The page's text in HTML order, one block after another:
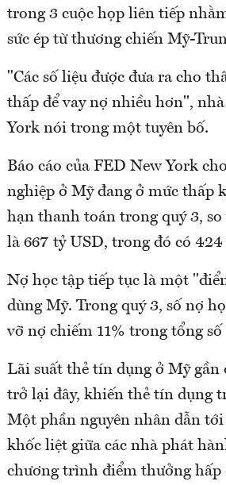
trong 3 cuộc họp liên tiếp
sức ép từ thương chiến Mỹ-
"Các số liệu được đưa ra cho
thấp để vay nợ nhiều hơn",
York nói trong một tuyên bố.
Báo cáo của FED New York
nghiệp ở Mỹ đang ở mức thấp
hạn thanh toán trong quý 3,
là 667 tỷ USD, trong đó có
Nợ học tập tiếp tục là một
dùng Mỹ. Trong quý 3, số nợ
vỡ nợ chiếm 11% trong tổng
Lãi suất thẻ tín dụng ở Mỹ gần
trở lại đây, khiến thẻ tín dụng
Một phần nguyên nhân dẫn
khốc liệt giữa các nhà phát
chương trình điểm thưởng hấp